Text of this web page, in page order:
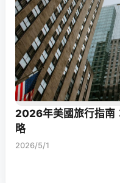
2026年美國旅行指南
略
2026/5/1